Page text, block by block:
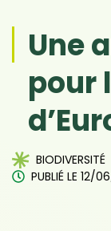
Une
pour
BIODIVERSITÉ
PUBLIÉ LE 12/